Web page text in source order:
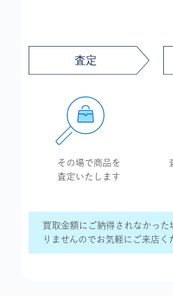
その場で商品を
査定いたします
買取金額にご納得されなかっ
りませんのでお気軽にご来店く